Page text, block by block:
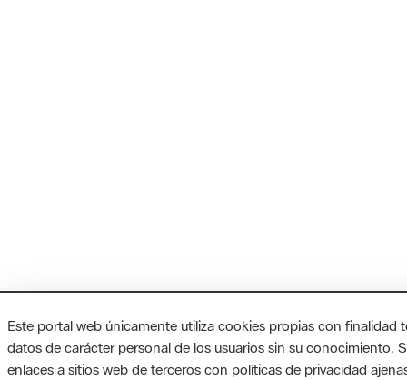
Este portal web únicamente utiliza cookies propias con finalidad
datos de carácter personal de los usuarios sin su conocimiento.
enlaces a sitios web de terceros con políticas de privacidad